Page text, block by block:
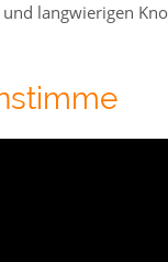
langwierigen